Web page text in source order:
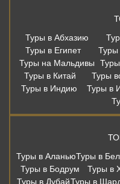
Туры в Абхазию
Туры в Египет
Туры
Туры на Мальдивы
Туры в Китай
Туры
Туры в Индию
Туры в
Туры в АланьюТуры в
Туры в Бодрум
Туры в
Туры в ДубайТуры в